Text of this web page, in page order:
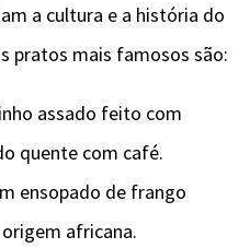
a cultura e a história do
pratos mais famosos são:
assado feito com
quente com café.
ensopado de frango
africana.